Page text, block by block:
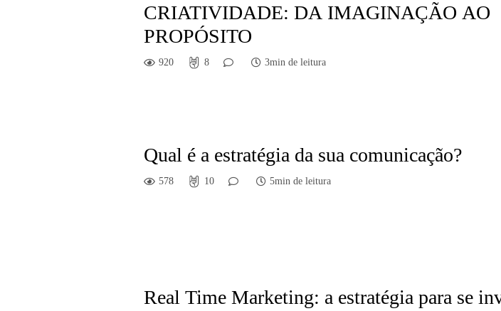
CRIATIVIDADE: DA IMAGINAÇÃO AO
PROPÓSITO
920 8 3min de leitura
Qual é a estratégia da sua comunicação?
578 10 5min de leitura
Real Time Marketing: a estratégia para se